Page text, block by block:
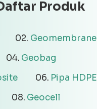
Produk
Geomembrane
Geobag
Pipa HDPE
Geocell